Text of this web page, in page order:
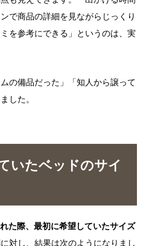
で商品の詳細を見ながらじっくり
を参考にできる」というのは、実
の備品だった」「知人から譲って
した。
いたベッドのサイ
た際、最初に希望していたサイズ
対し、結果は次のようになりまし